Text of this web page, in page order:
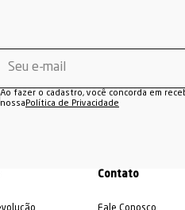
Ao fazer o cadastro, você concorda em
nossa Política de Privacidade
Contato